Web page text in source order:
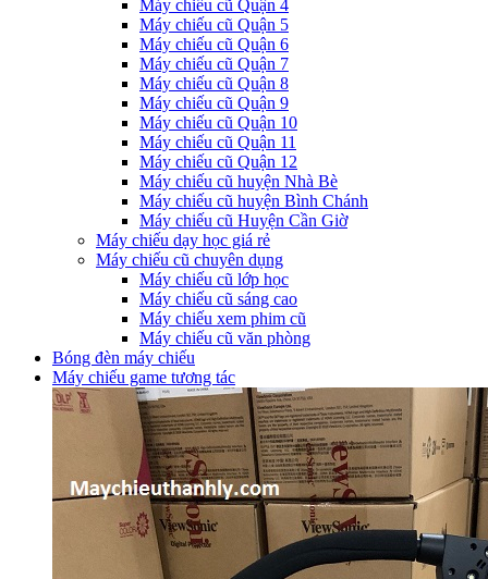
Máy chiếu cũ Quận 4
Máy chiếu cũ Quận 5
Máy chiếu cũ Quận 6
Máy chiếu cũ Quận 7
Máy chiếu cũ Quận 8
Máy chiếu cũ Quận 9
Máy chiếu cũ Quận 10
Máy chiếu cũ Quận 11
Máy chiếu cũ Quận 12
Máy chiếu cũ huyện Nhà Bè
Máy chiếu cũ huyện Bình Chánh
Máy chiếu cũ Huyện Cần Giờ
Máy chiếu dạy học giá rẻ
Máy chiếu cũ chuyên dụng
Máy chiếu cũ lớp học
Máy chiếu cũ sáng cao
Máy chiếu xem phim cũ
Máy chiếu cũ văn phòng
Bóng đèn máy chiếu
Máy chiếu game tương tác